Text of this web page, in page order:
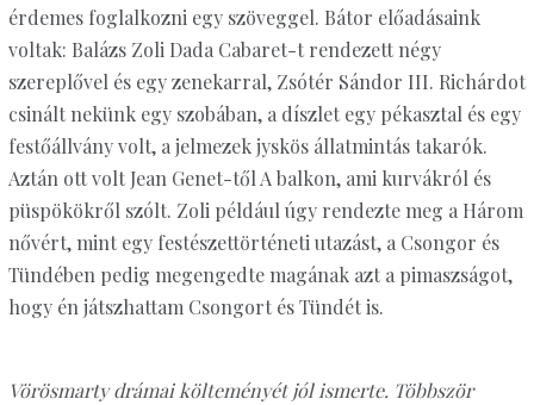
érdemes foglalkozni egy szöveggel. Bátor előadásaink
voltak: Balázs Zoli Dada Cabaret-t rendezett négy
szereplővel és egy zenekarral, Zsótér Sándor III. Richárdot
csinált nekünk egy szobában, a díszlet egy pékasztal és egy
festőállvány volt, a jelmezek jyskös állatmintás takarók.
Aztán ott volt Jean Genet-től A balkon, ami kurvákról és
püspökökről szólt. Zoli például úgy rendezte meg a Három
nővért, mint egy festészettörténeti utazást, a Csongor és
Tündében pedig megengedte magának azt a pimaszságot,
hogy én játszhattam Csongort és Tündét is.
Vörösmarty drámai költeményét jól ismerte. Többször